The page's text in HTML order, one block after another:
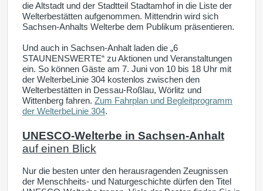
die Altstadt und der Stadtteil Stadtamhof in die Liste der
Welterbestätten aufgenommen. Mittendrin wird sich
Sachsen-Anhalts Welterbe dem Publikum präsentieren.
Und auch in Sachsen-Anhalt laden die „6
STAUNENSWERTE“ zu Aktionen und Veranstaltungen
ein. So können Gäste am 7. Juni von 10 bis 18 Uhr mit
der WelterbeLinie 304 kostenlos zwischen den
Welterbestätten in Dessau-Roßlau, Wörlitz und
Wittenberg fahren. Zum Fahrplan und Begleitprogramm
der WelterbeLinie 304.
UNESCO-Welterbe in Sachsen-Anhalt
auf einen Blick
Nur die besten unter den herausragenden Zeugnissen
der Menschheits- und Naturgeschichte dürfen den Titel